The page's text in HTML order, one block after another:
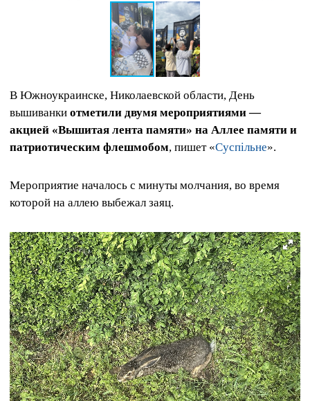
В Южноукраинске, Николаевской области, День
вышиванки отметили двумя мероприятиями —
акцией «Вышитая лента памяти» на Аллее памяти и
патриотическим флешмобом, пишет «Суспільне».
Мероприятие началось с минуты молчания, во время
которой на аллею выбежал заяц.